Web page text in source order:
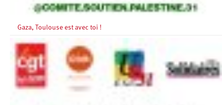
Gaza, Toulouse est avec toi !